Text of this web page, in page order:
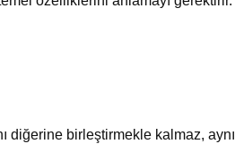
diğerine birleştirmekle kalmaz, aynı